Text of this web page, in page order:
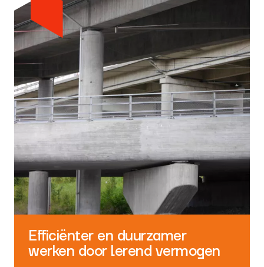
Efficiënter en duurzamer
werken door lerend vermogen